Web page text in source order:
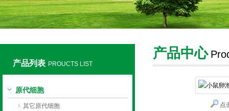
产品列表 PROUCTS LIST
原代细胞
其它原代细胞
产品中心
点